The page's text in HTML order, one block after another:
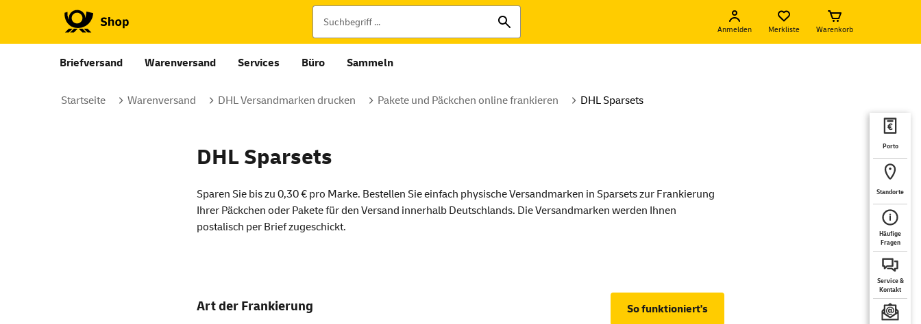
Anmelden Merkliste Warenkorb
Briefversand Warenversand Services Büro Sammeln
Porto
Standorte
Häufige
Fragen
Service &
Kontakt
Startseite Warenversand DHL Versandmarken drucken Pakete und Päckchen online frankieren DHL Sparsets
DHL Sparsets
Sparen Sie bis zu 0,30 € pro Marke. Bestellen Sie einfach physische Versandmarken in Sparsets zur Frankierung
Ihrer Päckchen oder Pakete für den Versand innerhalb Deutschlands. Die Versandmarken werden Ihnen
postalisch per Brief zugeschickt.
Art der Frankierung So funktioniert's